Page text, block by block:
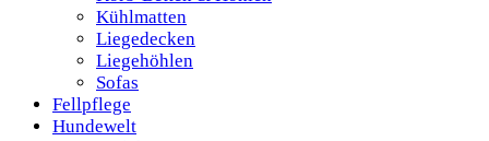
Kühlmatten
Liegedecken
Liegehöhlen
Sofas
Fellpflege
Hundewelt